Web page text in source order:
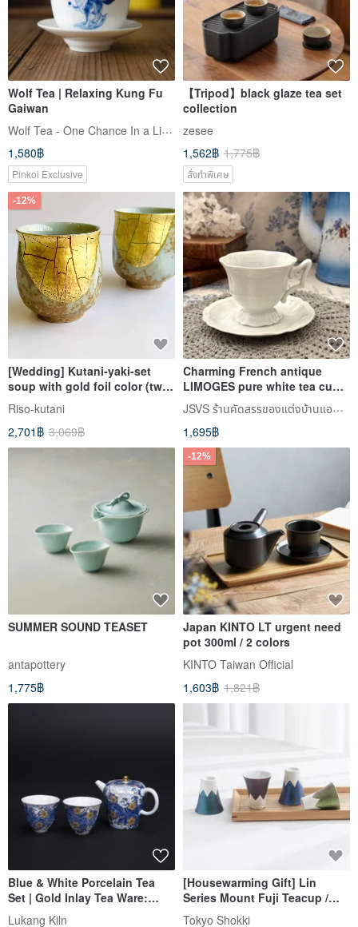
Wolf Tea | Relaxing Kung Fu
Gaiwan
Wolf Tea - One Chance In a Lifetime
1,580฿
Pinkoi Exclusive
【Tripod】black glaze tea set
collection
zesee
1,562฿ 1,775฿
สั่งทำพิเศษ
-12%
[Wedding] Kutani-yaki-set
soup with gold foil color (two
in a set)
Riso-kutani
2,701฿ 3,069฿
Charming French antique
LIMOGES pure white tea cups
and saucers
JSVS ร้านคัดสรรของแต่งบ้านแอนทีค
1,695฿
SUMMER SOUND TEASET
antapottery
1,775฿
-12%
Japan KINTO LT urgent need
pot 300ml / 2 colors
KINTO Taiwan Official
1,603฿ 1,821฿
Blue & White Porcelain Tea
Set | Gold Inlay Tea Ware:
Stars, Moon, and Waves
Lukang Kiln
[Housewarming Gift] Lin
Series Mount Fuji Teacup /
Kinshodo
Tokyo Shokki